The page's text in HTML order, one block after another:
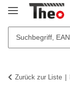
Zurück zur Liste